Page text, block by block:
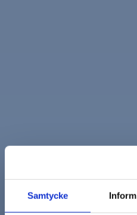
Samtycke
Komplett och